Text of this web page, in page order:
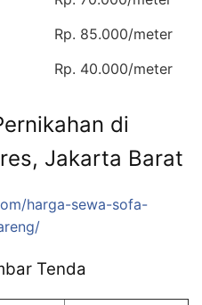
Rp. 85.000/meter
Rp. 40.000/meter
di
Jakarta Barat
harga-sewa-sofa-
Tenda